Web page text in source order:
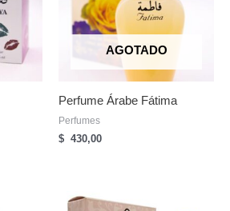
AGOTADO
Perfume Árabe Fátima
Perfumes
$ 430,00